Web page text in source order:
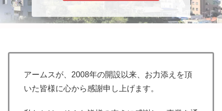
アームスが、2008年の開設以来、お力添えを頂
いた皆様に心から感謝申し上げます。